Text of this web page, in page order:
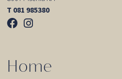
T 081 985380
Home